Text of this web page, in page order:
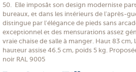
50. Elle imposât son design moderniste
bureaux, et dans les intérieurs de l'après-
distingue par l'élégance de pieds sans
exceptionnel et des mensurations assez
vraie chaise de salle à manger. Haut 83 cm,
hauteur assise 46.5 cm, poids 5 kg.
noir RAL 9005